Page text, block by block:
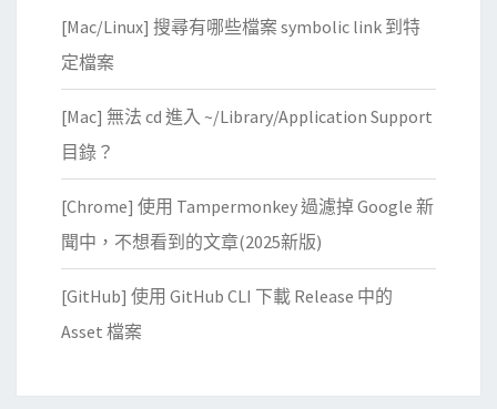
[Mac/Linux] 搜尋有哪些檔案 symbolic link 到特
定檔案
[Mac] 無法 cd 進入 ~/Library/Application Support
目錄？
[Chrome] 使用 Tampermonkey 過濾掉 Google 新
聞中，不想看到的文章(2025新版)
[GitHub] 使用 GitHub CLI 下載 Release 中的
Asset 檔案